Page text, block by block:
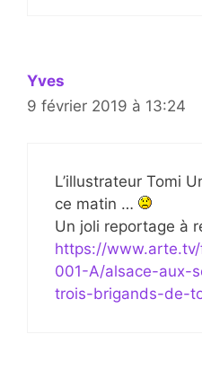
Yves
9 février 2019 à 13:24
L’illustrateur Tomi
ce matin …
Un joli reportage à
https://
001-A/alsace-aux-
trois-brigands-de-